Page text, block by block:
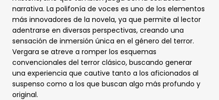
narrativa. La polifonía de voces es uno de los elementos
más innovadores de la novela, ya que permite al lector
adentrarse en diversas perspectivas, creando una
sensación de inmersión única en el género del terror.
Vergara se atreve a romper los esquemas
convencionales del terror clásico, buscando generar
una experiencia que cautive tanto a los aficionados al
suspenso como a los que buscan algo más profundo y
original.